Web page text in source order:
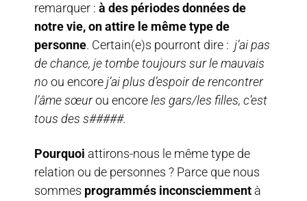
remarquer : à des périodes données de
notre vie, on attire le même type de
personne. Certain(e)s pourront dire : j’ai pas
de chance, je tombe toujours sur le mauvais
no ou encorej’ai plus d’espoir de rencontrer
l’âme sœurou encoreles gars/les filles, c’est
tous des s#####.
Pourquoi attirons-nous le même type de
relation ou de personnes ? Parce que nous
sommes programmés inconsciemment à